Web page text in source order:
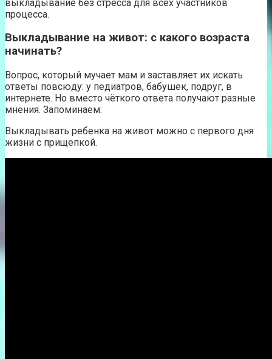
выкладывание без стресса для всех участников
процесса.
Выкладывание на живот: с какого возраста
начинать?
Вопрос, который мучает мам и заставляет их искать
ответы повсюду: у педиатров, бабушек, подруг, в
интернете. Но вместо чёткого ответа получают разные
мнения. Запоминаем:
Выкладывать ребенка на живот можно с первого дня
жизни с прищепкой.